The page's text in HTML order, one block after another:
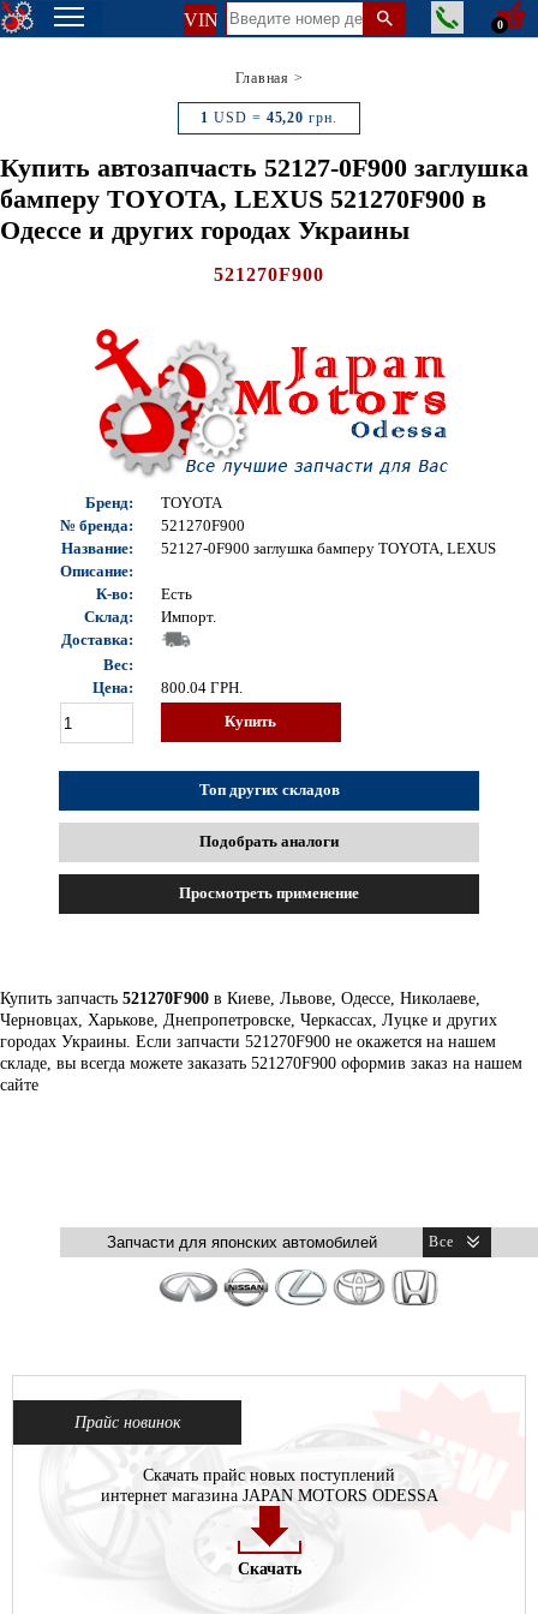
VIN 0
Главная >
1 USD = 45,20 грн.
Купить автозапчасть 52127-0F900 заглушка
бамперу TOYOTA, LEXUS 521270F900 в
Одессе и других городах Украины
521270F900
Бренд:
TOYOTA
№ бренда:
521270F900
Название:
52127-0F900 заглушка бамперу TOYOTA, LEXUS
Описание:
К-во:
Есть
Склад:
Импорт.
Доставка:
Вес:
Цена:
800.04 ГРН.
Купить
Топ других складов
Подобрать аналоги
Просмотреть применение
Купить запчасть 521270F900 в Киеве, Львове, Одессе, Николаеве,
Черновцах, Харькове, Днепропетровске, Черкассах, Луцке и других
городах Украины. Если запчасти 521270F900 не окажется на нашем
складе, вы всегда можете заказать 521270F900 оформив заказ на нашем
сайте
Прайс новинок
Скачать прайс новых поступлений
интернет магазина JAPAN MOTORS ODESSA
Скачать